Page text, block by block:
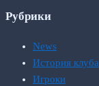
Рубрики
News
История клуба
Игроки